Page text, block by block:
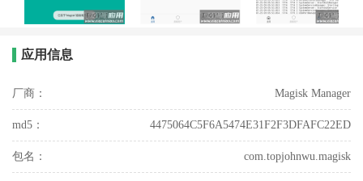
应用信息
厂商： Magisk Manager
md5： 4475064C5F6A5474E31F2F3DFAFC22ED
包名： com.topjohnwu.magisk